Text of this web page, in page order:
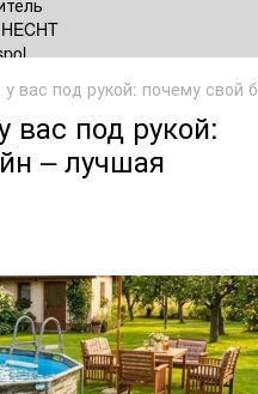
у вас под рукой: почему свой
вас под рукой:
– лучшая